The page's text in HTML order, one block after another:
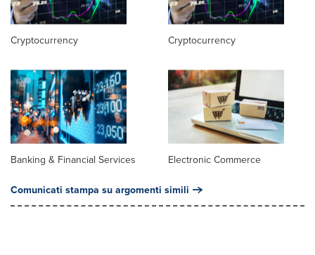
Cryptocurrency Cryptocurrency
Banking & Financial Services Electronic Commerce
Comunicati stampa su argomenti simili